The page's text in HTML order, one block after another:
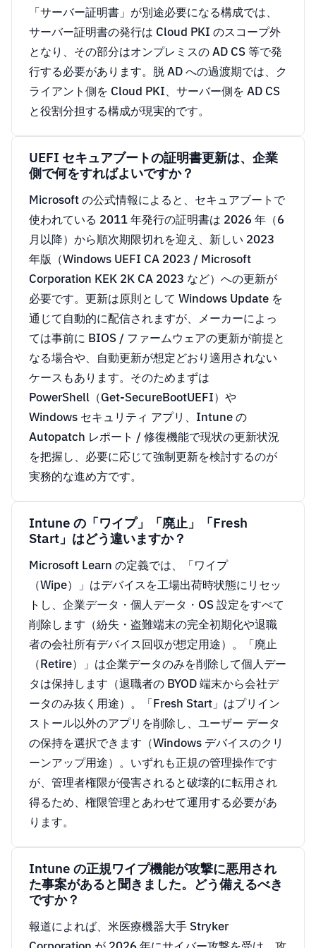
「サーバー証明書」が別途必要になる構成では、
サーバー証明書の発行は Cloud PKI のスコープ外
となり、その部分はオンプレミスの AD CS 等で発
行する必要があります。脱 AD への過渡期では、ク
ライアント側を Cloud PKI、サーバー側を AD CS
と役割分担する構成が現実的です。
UEFI セキュアブートの証明書更新は、企業
側で何をすればよいですか？
Microsoft の公式情報によると、セキュアブートで
使われている 2011 年発行の証明書は 2026 年（6
月以降）から順次期限切れを迎え、新しい 2023
年版（Windows UEFI CA 2023 / Microsoft
Corporation KEK 2K CA 2023 など）への更新が
必要です。更新は原則として Windows Update を
通じて自動的に配信されますが、メーカーによっ
ては事前に BIOS / ファームウェアの更新が前提と
なる場合や、自動更新が想定どおり適用されない
ケースもあります。そのためまずは
PowerShell（Get-SecureBootUEFI）や
Windows セキュリティ アプリ、Intune の
Autopatch レポート / 修復機能で現状の更新状況
を把握し、必要に応じて強制更新を検討するのが
実務的な進め方です。
Intune の「ワイプ」「廃止」「Fresh
Start」はどう違いますか？
Microsoft Learn の定義では、「ワイプ
（Wipe）」はデバイスを工場出荷時状態にリセッ
トし、企業データ・個人データ・OS 設定をすべて
削除します（紛失・盗難端末の完全初期化や退職
者の会社所有デバイス回収が想定用途）。「廃止
（Retire）」は企業データのみを削除して個人デー
タは保持します（退職者の BYOD 端末から会社デ
ータのみ抜く用途）。「Fresh Start」はプリイン
ストール以外のアプリを削除し、ユーザー データ
の保持を選択できます（Windows デバイスのクリ
ーンアップ用途）。いずれも正規の管理操作です
が、管理者権限が侵害されると破壊的に転用され
得るため、権限管理とあわせて運用する必要があ
ります。
Intune の正規ワイプ機能が攻撃に悪用され
た事案があると聞きました。どう備えるべき
ですか？
報道によれば、米医療機器大手 Stryker